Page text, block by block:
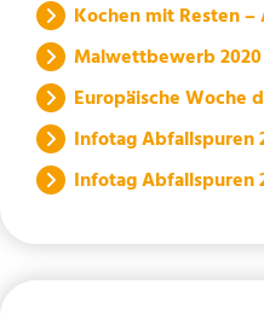
Kochen mit Resten –
Malwettbewerb
Europäische Woche
Infotag Abfallspuren
Infotag Abfallspuren